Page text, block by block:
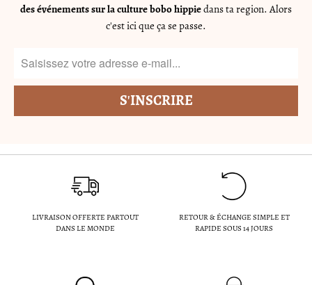
des événements sur la culture bobo hippiedans ta region. Alors
c'est ici que ça se passe.
LIVRAISON OFFERTE PARTOUT
DANS LE MONDE
RETOUR & ÉCHANGE SIMPLE ET
RAPIDE SOUS 14 JOURS